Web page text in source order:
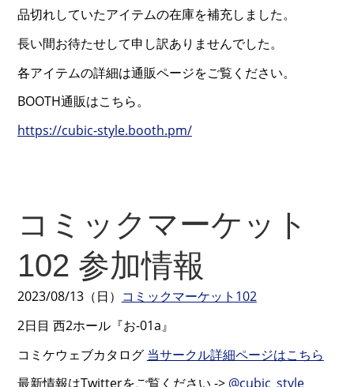
品切れしていたアイテムの在庫を補充しました。
長い間お待たせして申し訳ありませんでした。
各アイテムの詳細は通販ページをご覧ください。
BOOTH通販はこちら。
https://cubic-style.booth.pm/
コミックマーケット
102 参加情報
2023/08/13（日） コミックマーケット102
2日目 西2ホール『お-01a』
コミケウェブカタログ 当サークル詳細ページはこちら
最新情報はTwitterをご覧ください -> @cubic_style